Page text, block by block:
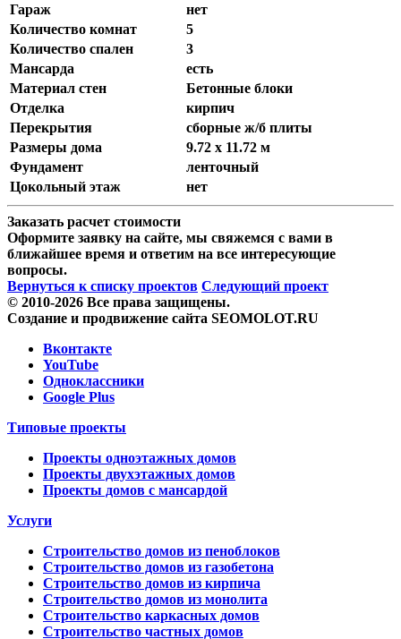
Гараж
нет
Количество комнат
5
Количество спален
3
Мансарда
есть
Материал стен
Бетонные блоки
Отделка
кирпич
Перекрытия
сборные ж/б плиты
Размеры дома
9.72 x 11.72 м
Фундамент
ленточный
Цокольный этаж
нет
Заказать расчет стоимости
Оформите заявку на сайте, мы свяжемся с вами в
ближайшее время и ответим на все интересующие
вопросы.
Вернуться к списку проектов Следующий проект
© 2010-2026 Все права защищены.
Создание и продвижение сайта SEOMOLOT.RU
Вконтакте
YouTube
Одноклассники
Google Plus
Типовые проекты
Проекты одноэтажных домов
Проекты двухэтажных домов
Проекты домов с мансардой
Услуги
Строительство домов из пеноблоков
Строительство домов из газобетона
Строительство домов из кирпича
Строительство домов из монолита
Строительство каркасных домов
Строительство частных домов